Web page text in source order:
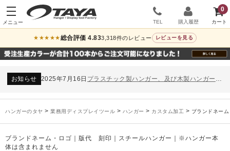
0
TEL 購入履歴
★★★★★総合評価 4.833,318件のレビュー レビューを見る
お知らせ 2024年12月12日年末年始休業のお知らせ
お知らせ
2025年7月16日
プラスチック製ハンガー、及び木製ハンガーKシリーズ 価格改定のお知らせ
お知らせ 2025年7月16日
ハンガーのタヤ > 業務用ディスプレイツール > ハンガー > カスタム加工 > ブランドネー
ブランドネーム・ロゴ｜版代 刻印｜スチールハンガー｜※ハンガー本
体は含まれません